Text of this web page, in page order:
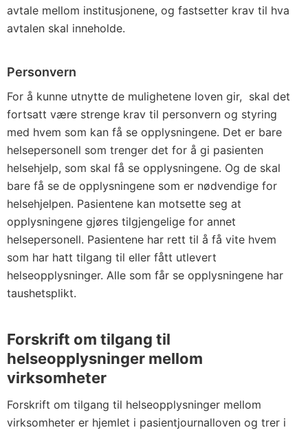
avtale mellom institusjonene, og fastsetter krav til hva
avtalen skal inneholde.
Personvern
For å kunne utnytte de mulighetene loven gir, skal det
fortsatt være strenge krav til personvern og styring
med hvem som kan få se opplysningene. Det er bare
helse­personell som trenger det for å gi pasienten
helsehjelp, som skal få se opplysningene. Og de skal
bare få se de opplysningene som er nødvendige for
helsehjelpen. Pasientene kan motsette seg at
opplysningene gjøres tilgjengelige for annet
helsepersonell. Pasientene har rett til å få vite hvem
som har hatt tilgang til eller fått utlevert
helseopplysninger. Alle som får se opplysningene har
taushetsplikt.
Forskrift om tilgang til
helseopplysninger mellom
virksomheter
Forskrift om tilgang til helseopplysninger mellom
virksomheter er hjemlet i pasientjournalloven og trer i